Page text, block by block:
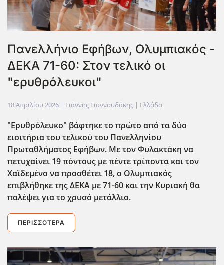
Πανελλήνιο Εφήβων, Ολυμπιακός -
ΔΕΚΑ 71-60: Στον τελικό οι
"ερυθρόλευκοι"
18 Απριλίου 2026 | Γιάννης Γιαννουδάκης | Ελλάδα
"Ερυθρόλευκο" βάφτηκε το πρώτο από τα δύο
εισιτήρια του τελικού του Πανελληνίου
Πρωταθλήματος Εφήβων. Με τον Φυλακτάκη να
πετυχαίνει 19 πόντους με πέντε τρίποντα και τον
Χαϊδεμένο να προσθέτει 18, ο Ολυμπιακός
επιβλήθηκε της ΔΕΚΑ με 71-60 και την Κυριακή θα
παλέψει για το χρυσό μετάλλιο.
ΠΕΡΙΣΣΌΤΕΡΑ